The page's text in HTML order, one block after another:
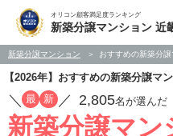
オリコン顧客満足度ランキング
新築分譲マンション 近
新築分譲マンション おすすめの新築分
【2026年】おすすめの新築分譲マ
／ 最 新 ／ 2,805名が選んだ
新築分譲マン